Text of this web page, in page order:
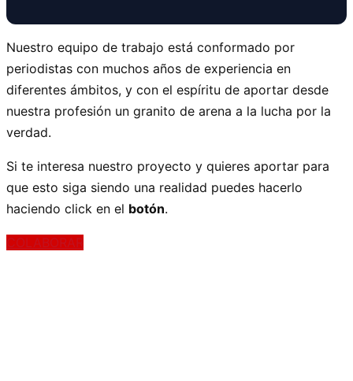
Nuestro equipo de trabajo está conformado por
periodistas con muchos años de experiencia en
diferentes ámbitos, y con el espíritu de aportar desde
nuestra profesión un granito de arena a la lucha por la
verdad.
Si te interesa nuestro proyecto y quieres aportar para
que esto siga siendo una realidad puedes hacerlo
haciendo click en el botón.
COLABORAR